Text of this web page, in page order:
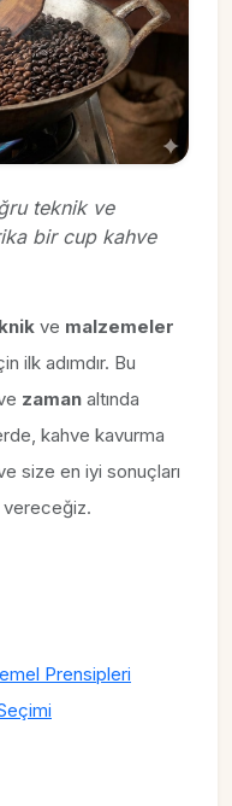
teknik ve
bir cup kahve
ve malzemeler
ilk adımdır. Bu
zaman altında
kahve kavurma
size en iyi sonuçları
vereceğiz.
Prensipleri